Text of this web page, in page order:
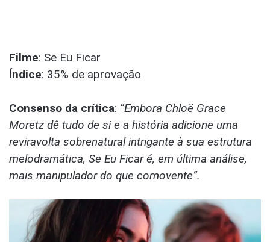
Filme: Se Eu Ficar
Índice: 35% de aprovação
Consenso da crítica: “Embora Chloë Grace
Moretz dê tudo de si e a história adicione uma
reviravolta sobrenatural intrigante à sua estrutura
melodramática, Se Eu Ficar é, em última análise,
mais manipulador do que comovente”.